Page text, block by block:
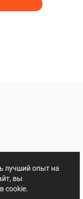
лучший опыт на
вы
cookie.